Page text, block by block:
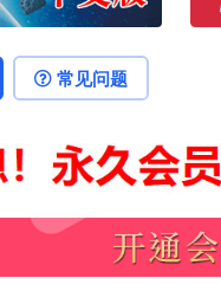
常见问题